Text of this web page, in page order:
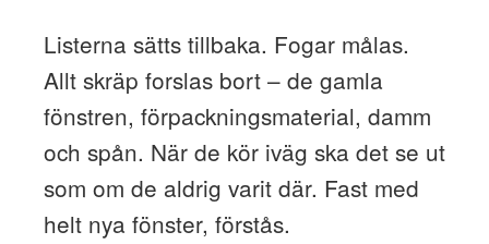
Listerna sätts tillbaka. Fogar målas.
Allt skräp forslas bort – de gamla
fönstren, förpackningsmaterial, damm
och spån. När de kör iväg ska det se ut
som om de aldrig varit där. Fast med
helt nya fönster, förstås.